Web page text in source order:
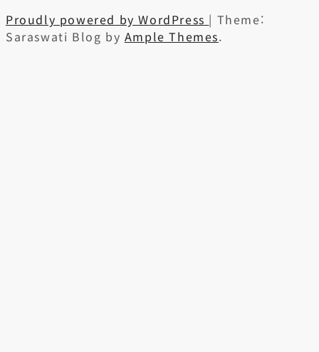
Proudly powered by WordPress | Theme:
Saraswati Blog by Ample Themes.